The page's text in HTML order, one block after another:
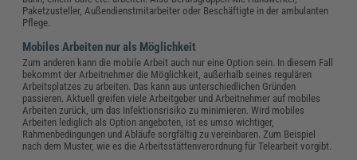
Paketzusteller, Außendienstmitarbeiter oder Beschäftigte in der ambulanten
Pflege.
Mobiles Arbeiten nur als Möglichkeit
Zum anderen kann die mobile Arbeit auch nur eine Option sein. In diesem Fall
bekommt der Arbeitnehmer die Möglichkeit, außerhalb seines regulären
Arbeitsplatzes zu arbeiten. Das kann aus unterschiedlichen Gründen
passieren. Aktuell greifen viele Arbeitgeber und Arbeitnehmer auf mobiles
Arbeiten zurück, um das Infektionsrisiko zu minimieren. Wird mobiles
Arbeiten lediglich als Option angeboten, ist es umso wichtiger,
Rahmenbedingungen und Abläufe sorgfältig zu vereinbaren. Zum Beispiel
nach dem Muster, wie es die Arbeitsstättenverordnung für Telearbeit vorgibt.